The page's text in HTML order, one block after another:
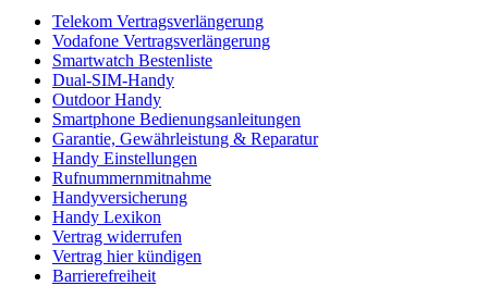
Telekom Vertragsverlängerung
Vodafone Vertragsverlängerung
Smartwatch Bestenliste
Dual-SIM-Handy
Outdoor Handy
Smartphone Bedienungsanleitungen
Garantie, Gewährleistung & Reparatur
Handy Einstellungen
Rufnummernmitnahme
Handyversicherung
Handy Lexikon
Vertrag widerrufen
Vertrag hier kündigen
Barrierefreiheit